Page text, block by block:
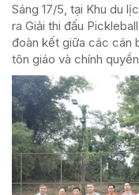
Sáng 17/5, tại Khu du
ra Giải thi đấu
đoàn kết giữa các cán
tôn giáo và chính